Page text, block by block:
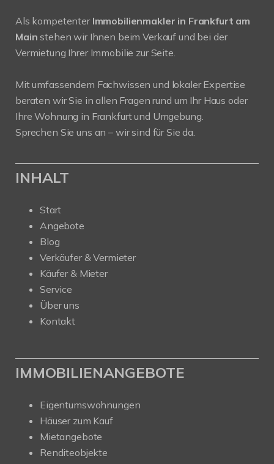
Als kompetenter Immobilienmakler in Frankfurt am
Main stehen wir Ihnen beim Verkauf und bei der
Vermietung Ihrer Immobilie zur Seite.
Mit umfassendem Fachwissen und lokaler Expertise
beraten wir Sie in allen Fragen rund um Ihr Haus oder
Ihre Wohnung in Frankfurt und Umgebung.
Sprechen Sie uns an – wir sind für Sie da.
INHALT
Start
Angebote
Blog
Verkäufer & Vermieter
Käufer & Mieter
Service
Über uns
Kontakt
IMMOBILIENANGEBOTE
Eigentumswohnungen
Häuser zum Kauf
Mietangebote
Renditeobjekte